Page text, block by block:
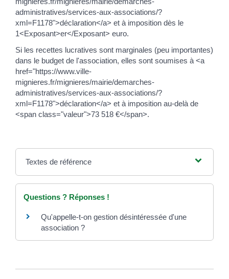
administratives/services-aux-associations/?
xml=F1178">déclaration</a> et à imposition dès le
1<Exposant>er</Exposant> euro.
Si les recettes lucratives sont marginales (peu importantes)
dans le budget de l'association, elles sont soumises à <a
href="https://www.ville-
mignieres.fr/mignieres/mairie/demarches-
administratives/services-aux-associations/?
xml=F1178">déclaration</a> et à imposition au-delà de
<span class="valeur">73 518 €</span>.
Textes de référence
Questions ? Réponses !
Qu'appelle-t-on gestion désintéressée d'une
association ?